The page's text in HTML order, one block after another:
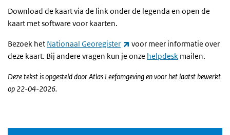
Download de kaart via de link onder de legenda en open de
kaart met software voor kaarten.
Bezoek het Nationaal Georegister (externe link)
voor meer informatie over
deze kaart. Bij andere vragen kun je onze helpdesk mailen.
Dezetekst is opgesteld door Atlas Leefomgeving en voor het laatst bewerkt
op 22-04-2026.